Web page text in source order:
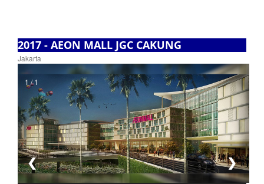
2017 - AEON MALL JGC CAKUNG
Jakarta
1 / 1
❮ ❯